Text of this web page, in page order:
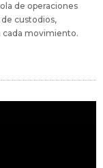
de operaciones
custodios,
cada movimiento.